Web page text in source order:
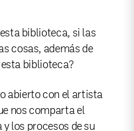
biblioteca, si las
cosas, además de
biblioteca?
abierto con el artista
nos comparta el
los procesos de su